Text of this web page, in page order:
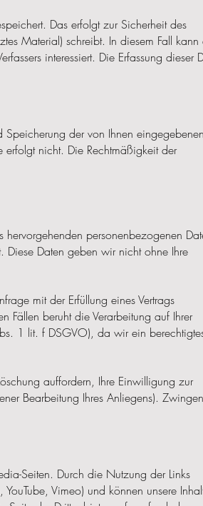
Das erfolgt zur Sicherheit des
Material) schreibt. In diesem Fall kann
interessiert. Die Erfassung dieser
Speicherung der von Ihnen eingegebenen
nicht. Die Rechtmäßigkeit der
personenbezogenen
Diese Daten geben wir nicht ohne Ihre
mit der Erfüllung eines Vertrags
Fällen beruht die Verarbeitung auf Ihrer
1 lit. f DSGVO), da wir ein
auffordern, Ihre Einwilligung zur
Bearbeitung Ihres Anliegens).
Seiten. Durch die Nutzung der Links
Vimeo) und können unsere